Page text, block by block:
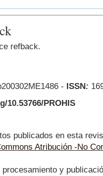
refback.
- ISSN:
10.53766/PROHIS
publicados en esta
Atribución -No
y